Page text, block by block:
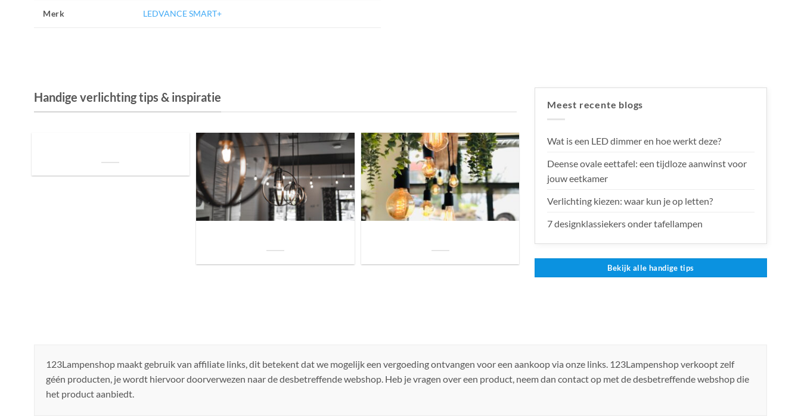
Merk LEDVANCE SMART+
Handige verlichting tips & inspiratie
Meest recente blogs
Wat is een LED dimmer en hoe werkt deze?
Deense ovale eettafel: een tijdloze aanwinst voor
jouw eetkamer
Verlichting kiezen: waar kun je op letten?
7 designklassiekers onder tafellampen
Bekijk alle handige tips
123Lampenshop maakt gebruik van affiliate links, dit betekent dat we mogelijk een vergoeding ontvangen voor een aankoop via onze links. 123Lampenshop verkoopt zelf
géén producten, je wordt hiervoor doorverwezen naar de desbetreffende webshop. Heb je vragen over een product, neem dan contact op met de desbetreffende webshop die
het product aanbiedt.